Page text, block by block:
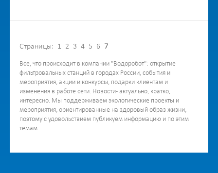
Страницы: 1 2 3 4 5 6 7
Все, что происходит в компании "Водоробот": открытие
фильтровальных станций в городах России, события и
мероприятия, акции и конкурсы, подарки клиентам и
изменения в работе сети. Новости - актуально, кратко,
интересно. Мы поддерживаем экологические проекты и
мероприятия, ориентированные на здоровый образ жизни,
поэтому с удовольствием публикуем информацию и по этим
темам.